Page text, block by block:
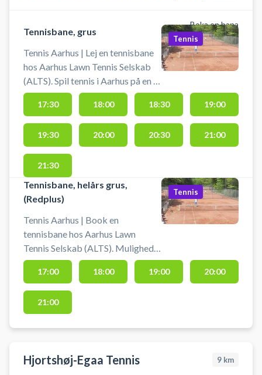
Boka en bana
Tennisbane, grus
Tennis Aarhus | Lej en tennisbane
hos Aarhus Lawn Tennis Selskab
(ALTS). Spil tennis i Aarhus på en af
de udendørs grusbaner hos Aarhus
Lawn Tennis.
Tennis
17:30 18:00 18:30 19:00
19:30 20:00 20:30 21:00
21:30
Tennisbane, helårs grus,
(Redplus)
Tennis Aarhus | Book en
tennisbane hos Aarhus Lawn
Tennis Selskab (ALTS). Mulighed
for bad og omklædning.
Medbring selv ketcher og bolde.
Tennis
17:00 18:00 19:00 20:00
21:00
Hjortshøj-Egaa Tennis 9 km